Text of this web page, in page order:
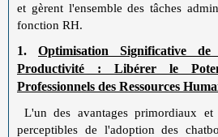
et gèrent l'ensemble des tâches
fonction RH.
1. Optimisation Significative
Productivité : Libérer le
Professionnels des Ressources
L'un des avantages primordiaux et
perceptibles de l'adoption des